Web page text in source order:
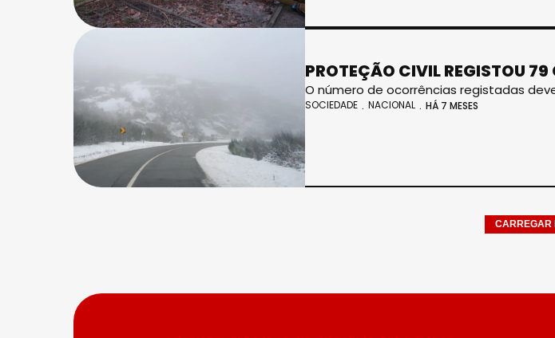
PROTEÇÃO CIVIL REGISTOU
O número de ocorrências registadas
SOCIEDADE NACIONAL HÁ 7 MESES
CARREGAR